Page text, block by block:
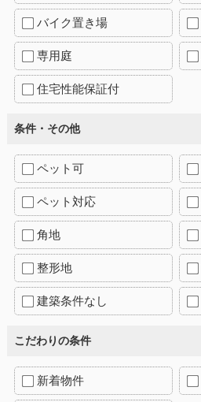
バイク置き場
専用庭
住宅性能保証付
条件・その他
ペット可
ペット対応
角地
整形地
建築条件なし
こだわりの条件
新着物件